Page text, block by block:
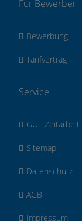
Für Bewerber
Bewerbung
Tarifvertrag
Service
GUT Zeitarbeit
Sitemap
Datenschutz
AGB
Impressum